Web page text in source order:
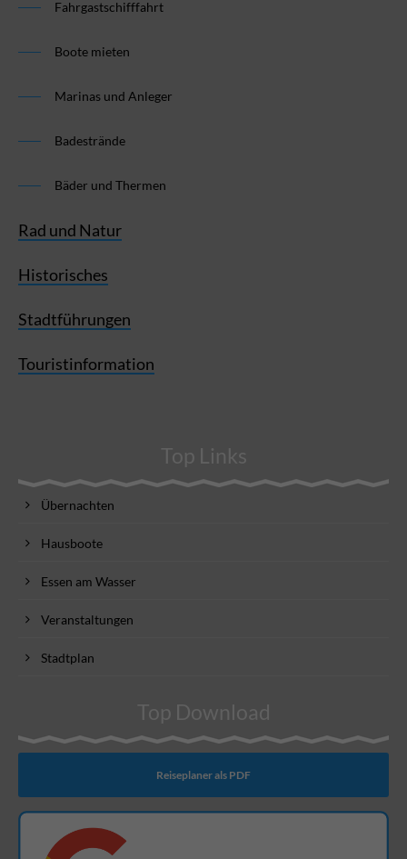
Fahrgastschifffahrt
Boote mieten
Marinas und Anleger
Badestrände
Bäder und Thermen
Rad und Natur
Historisches
Stadtführungen
Touristinformation
Top Links
Übernachten
Hausboote
Essen am Wasser
Veranstaltungen
Stadtplan
Top Download
Reiseplaner als PDF